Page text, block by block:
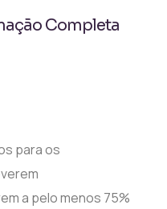
Completa
para os
a pelo menos 75%